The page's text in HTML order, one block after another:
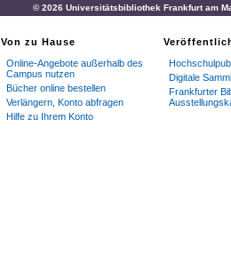
© 2026 Universitätsbibliothek Frankfurt am
Von zu Hause
Online-Angebote außerhalb des
Campus nutzen
Bücher online bestellen
Verlängern, Konto abfragen
Hilfe zu Ihrem Konto
Digitale
Frankfurter